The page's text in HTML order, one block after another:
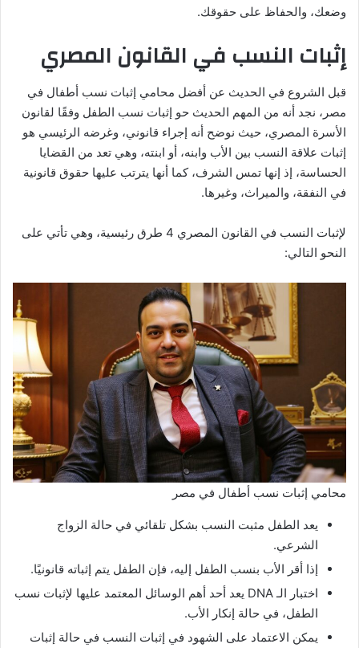
وضعك، والحفاظ على حقوقك.
إثبات النسب في القانون المصري
قبل الشروع في الحديث عن أفضل محامي إثبات نسب أطفال في
مصر، نجد أنه من المهم الحديث حو إثبات نسب الطفل وفقًا لقانون
الأسرة المصري، حيث نوضح أنه إجراء قانوني، وغرضه الرئيسي هو
إثبات علاقة النسب بين الأب وابنه، أو ابنته، وهي تعد من القضايا
الحساسة، إذ إنها تمس الشرف، كما أنها يترتب عليها حقوق قانونية
في النفقة، والميراث، وغيرها.
لإثبات النسب في القانون المصري 4 طرق رئيسية، وهي تأتي على
النحو التالي:
محامي إثبات نسب أطفال في مصر
يعد الطفل مثبت النسب بشكل تلقائي في حالة الزواج
الشرعي.
إذا أقر الأب بنسب الطفل إليه، فإن الطفل يتم إثباته قانونيًا.
اختبار الـ DNA يعد أحد أهم الوسائل المعتمد عليها لإثبات نسب
الطفل، في حالة إنكار الأب.
يمكن الاعتماد على الشهود في إثبات النسب في حالة إثبات